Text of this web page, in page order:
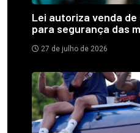
Lei autoriza venda
para segurança das
27 de julho de 2026